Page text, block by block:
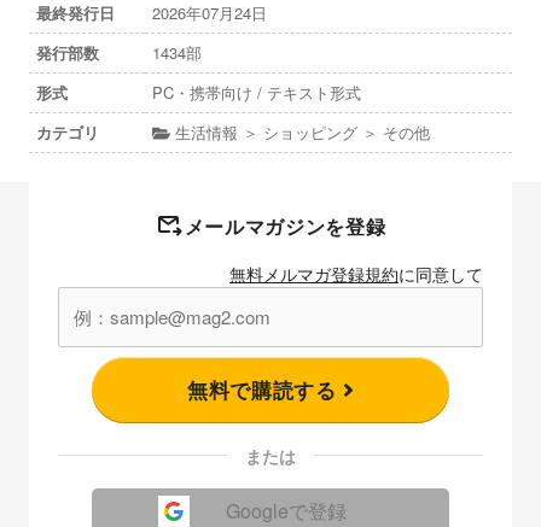
最終発行日
2026年07月24日
発行部数
1434部
形式
PC・携帯向け / テキスト形式
カテゴリ
生活情報 ＞ ショッピング ＞ その他
メールマガジンを登録
無料メルマガ登録規約に同意して
無料で購読する
または
Googleで登録